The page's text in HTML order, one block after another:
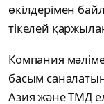
өкілдерімен
тікелей
Компания
басым
Азия және ТМД